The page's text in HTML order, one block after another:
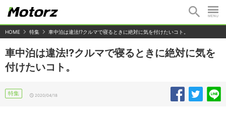
HOME 特集 車中泊は違法!?クルマで寝るときに絶対に気を付けたいコト。
車中泊は違法!?クルマで寝るときに絶対に気を
付けたいコト。
特集 2020/04/18